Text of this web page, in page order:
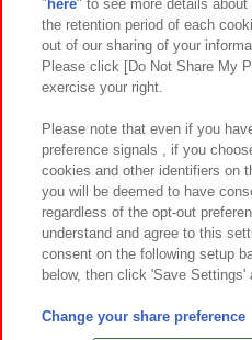
関連会社 サステナビ
プライバシーポリシー ウェブ
お取引先さまとともに
カスタマーハラスメント対応方針
©Bandai Namco
©Bandai Namco
" here" to see more details
the retention period of each
out of our sharing of your
Please click [Do Not Share My
exercise your right.
Please note that even if you
preference signals , if you
cookies and other identifiers on
you will be deemed to have
regardless of the opt-out
understand and agree to this
consent on the following setup
below, then click 'Save Settings'
Change your share preference